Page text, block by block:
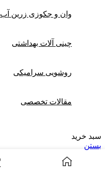
وان و جکوزی زرین آب
چینی آلات بهداشتی
روشویی سرامیکی
مقالات تخصصی
سبد خرید
بستن